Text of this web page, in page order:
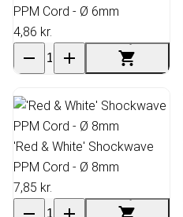
PPM Cord - Ø 6mm
4,86 kr.
'Red & White' Shockwave
PPM Cord - Ø 8mm
7,85 kr.